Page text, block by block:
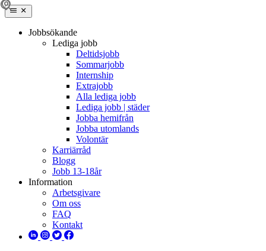
Jobbsökande
Lediga jobb
Deltidsjobb
Sommarjobb
Internship
Extrajobb
Alla lediga jobb
Lediga jobb | städer
Jobba hemifrån
Jobba utomlands
Volontär
Karriärråd
Blogg
Jobb 13-18år
Information
Arbetsgivare
Om oss
FAQ
Kontakt